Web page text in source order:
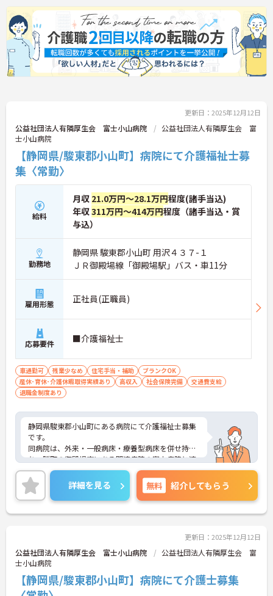
更新日：2025年12月12日
公益社団法人有隣厚生会 富士小山病院
公益社団法人有隣厚生会 富
士小山病院
【静岡県/駿東郡小山町】病院にて介護福祉士募
集〈常勤〉
給料
月収 21.0万円～28.1万円程度(諸手当込)
年収311万円～414万円程度（諸手当込・賞
与込）
勤務地
静岡県 駿東郡小山町 用沢４３７-１
ＪＲ御殿場線「御殿場駅」バス・車11分
雇用形態 正社員(正職員)
応募要件 ■介護福祉士
車通勤可 残業少なめ 住宅手当・補助
ブランクOK
産休･育休･介護休暇取得実績あり
高収入 社会保険完備
交通費支給
退職金制度あり
静岡県駿東郡小山町にある病院にて介護福祉士募集
です。
同病院は、外来・一般病床・療養型病床を併せ持
ち、隣町の御殿場市にある関連病院の富士病院と連
携しながら保健医療から慢性期医療まで、地域住民
の方の為に幅広く活動しております。
福利厚生の充実も魅力のひとつ♪ 託児所もありま
す。
ご興味のある方はお気軽にお問い合わせください！
詳細を見る 無料 紹介してもらう
更新日：2025年12月12日
公益社団法人有隣厚生会 富士小山病院
公益社団法人有隣厚生会 富
士小山病院
【静岡県/駿東郡小山町】病院にて介護士募集